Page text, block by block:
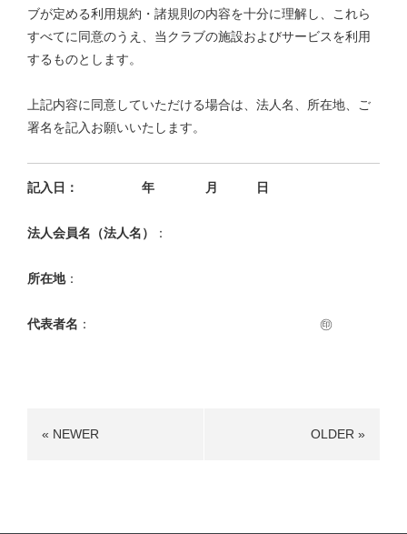
ブが定める利用規約・諸規則の内容を十分に理解し、これら
すべてに同意のうえ、当クラブの施設およびサービスを利用
するものとします。
上記内容に同意していただける場合は、法人名、所在地、ご
署名を記入お願いいたします。
記入日： 年 月 日
法人会員名（法人名） ：
所在地：
代表者名 ： ㊞
« NEWER OLDER »